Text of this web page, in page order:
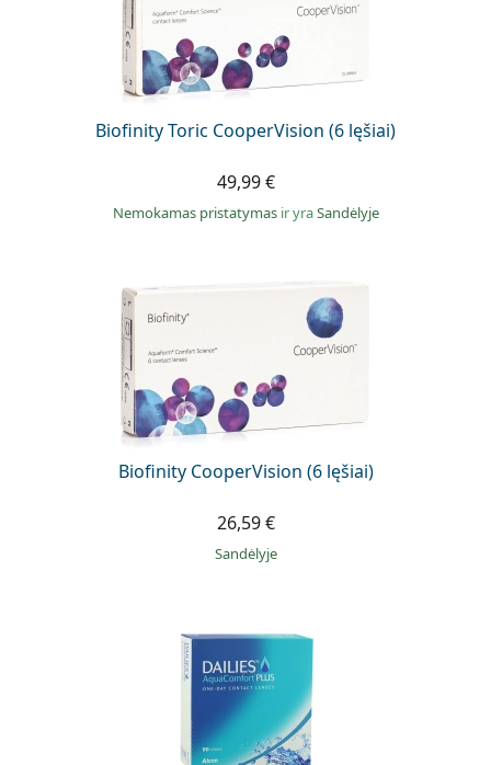
Biofinity Toric CooperVision (6 lęšiai)
49,99 €
Nemokamas pristatymas ir yraSandėlyje
Biofinity CooperVision (6 lęšiai)
26,59 €
Sandėlyje